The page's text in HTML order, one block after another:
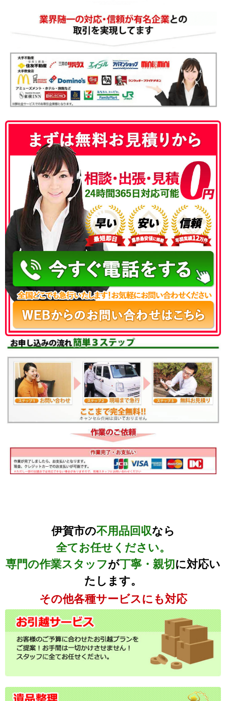
050-3186-4780
伊賀市の不用品回収なら
全てお任せください。
専門の作業スタッフが丁寧・親切 に対応い
たします。
その他各種サービスにも対応